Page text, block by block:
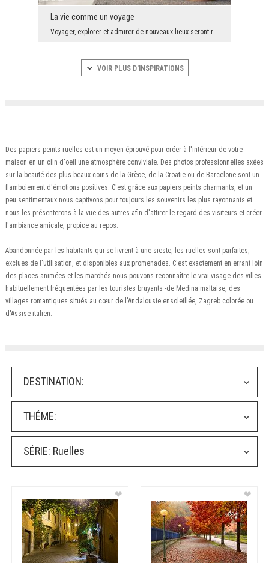
La vie comme un voyage
Voyager, explorer et admirer de nouveaux lieux seront ravis par cette décoration murale unique. V...
VOIR PLUS D'INSPIRATIONS
Des papiers peints ruelles est un moyen éprouvé pour créer à l'intérieur de votre
maison en un clin d'oeil une atmosphère conviviale. Des photos professionnelles axées
sur la beauté des plus beaux coins de la Grèce, de la Croatie ou de Barcelone sont un
flamboiement d'émotions positives. C'est grâce aux papiers peints charmants, et un
peu sentimentaux nous captivons pour toujours les souvenirs les plus rayonnants et
nous les présenterons à la vue des autres afin d'attirer le regard des visiteurs et créer
l'ambiance amicale, propice au repos.
Abandonnée par les habitants qui se livrent à une sieste, les ruelles sont parfaites,
exclues de l'utilisation, et disponibles aux promenades. C'est exactement en errant loin
des places animées et les marchés nous pouvons reconnaître le vrai visage des villes
habituellement fréquentées par les touristes bruyants -de Medina maltaise, des
villages romantiques situés au cœur de l'Andalousie ensoleillée, Zagreb colorée ou
d'Assise italien.
DESTINATION:
THÉME:
SÉRIE: Ruelles
❤ ❤